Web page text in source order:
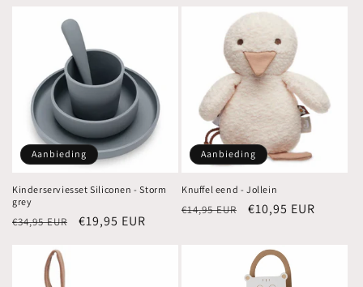
Aanbieding
Kinderserviesset Siliconen - Storm
grey
Normale
€34,95 EUR Aanbiedingsprijs
€19,95 EUR
Aanbieding
Knuffel eend - Jollein
Normale
€14,95 EUR Aanbiedingsprijs
€10,95 EUR